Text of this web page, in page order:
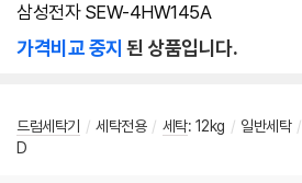
삼성전자 SEW-4HW145A
가격비교 중지 된 상품입니다.
드럼세탁기 / 세탁전용 / 세탁: 12kg / 일반세탁 /
D